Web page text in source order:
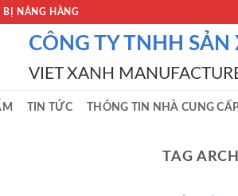
BỊ NÂNG HÀNG
CÔNG TY TNHH SẢN
VIET XANH
TIN TỨC THÔNG TIN NHÀ CUNG
TAG